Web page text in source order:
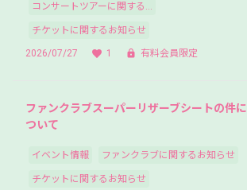
コンサートツアーに関する...
チケットに関するお知らせ
2026/07/27 1 有料会員限定
ファンクラブスーパーリザーブシートの件に
ついて
イベント情報 ファンクラブに関するお知らせ
チケットに関するお知らせ